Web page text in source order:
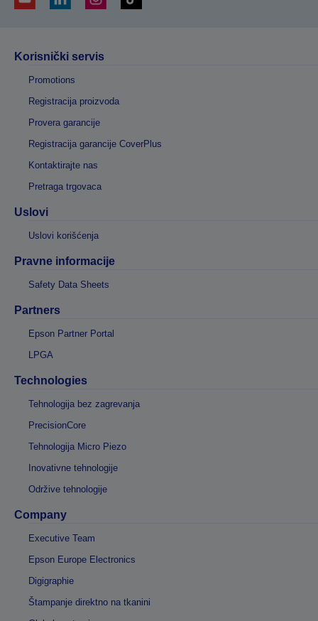
Korisnički servis
Promotions
Registracija proizvoda
Provera garancije
Registracija garancije CoverPlus
Kontaktirajte nas
Pretraga trgovaca
Uslovi
Uslovi korišćenja
Pravne informacije
Safety Data Sheets
Partners
Epson Partner Portal
LPGA
Technologies
Tehnologija bez zagrevanja
PrecisionCore
Tehnologija Micro Piezo
Inovativne tehnologije
Održive tehnologije
Company
Executive Team
Epson Europe Electronics
Digigraphie
Štampanje direktno na tkanini